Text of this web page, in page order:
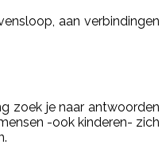
aan verbindingen
zoek je naar antwoorden
-ook kinderen- zich